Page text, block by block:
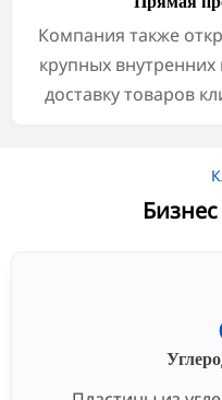
Компания также
крупных
доставку товаров